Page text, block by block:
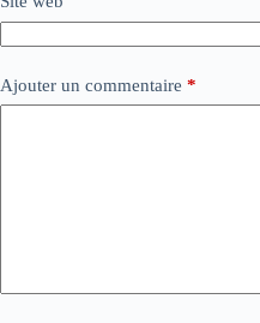
Ajouter un commentaire *